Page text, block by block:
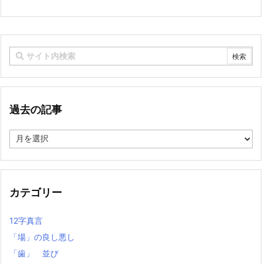
過去の記事
去
記
カテゴリー
12字真言
「場」の良し悪し
「歯」 並び